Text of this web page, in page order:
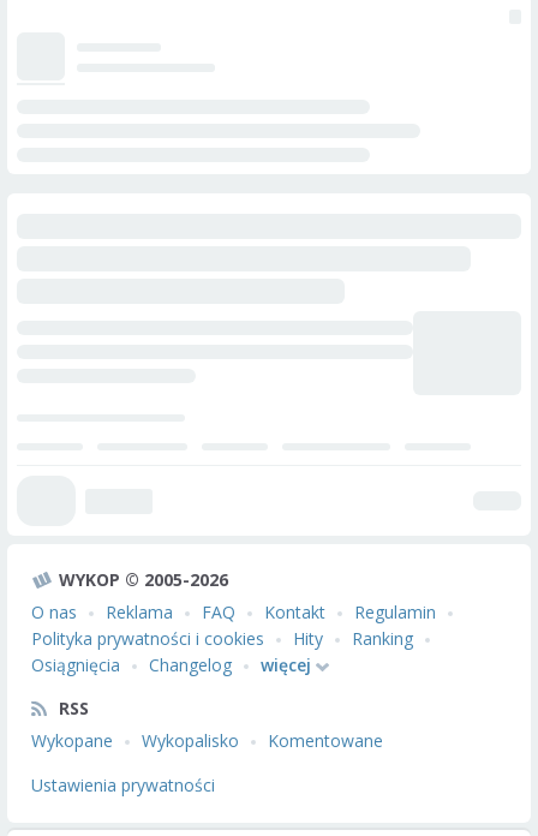
WYKOP © 2005-2026
O nas
Reklama FAQ Kontakt
Regulamin
Polityka prywatności i cookies
Hity
Ranking
Osiągnięcia
Changelog
więcej
RSS
Wykopane
Wykopalisko
Komentowane
Ustawienia prywatności